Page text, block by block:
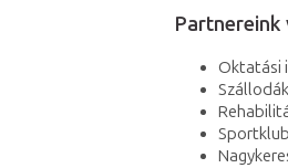
Oktatási